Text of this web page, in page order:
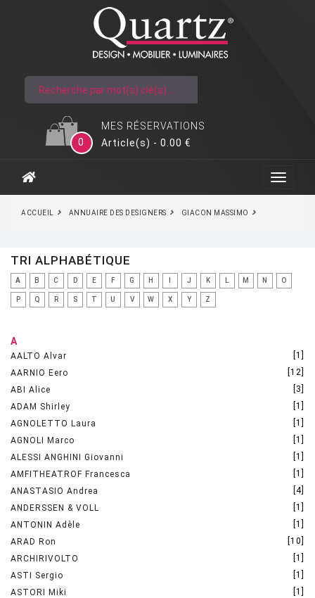
MES RÉSERVATIONS
0
Article(s) - 0.00 €
ACCUEIL ANNUAIRE DES DESIGNERS GIACON MASSIMO
TRI ALPHABÉTIQUE
A B C D E F G H J K M N O
P Q R S T U V W X Y Z
A
AALTO Alvar
[1]
AARNIO Eero
[12]
ABI Alice
[3]
ADAM Shirley
[1]
AGNOLETTO Laura
[1]
AGNOLI Marco
[1]
ALESSI ANGHINI Giovanni
[1]
AMFITHEATROF Francesca
[1]
ANASTASIO Andrea
[4]
ANDERSSEN & VOLL
[1]
ANTONIN Adèle
[1]
ARAD Ron
[10]
ARCHIRIVOLTO
[1]
ASTI Sergio
[1]
ASTORI Miki
[1]